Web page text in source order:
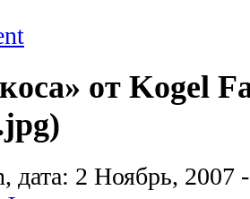
от Kogel
дата: 2 Ноябрь, 2007